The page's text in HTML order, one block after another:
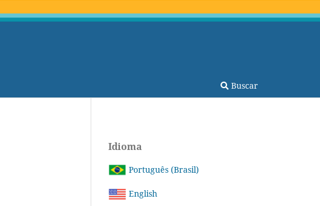
Buscar
Idioma
Português (Brasil)
English